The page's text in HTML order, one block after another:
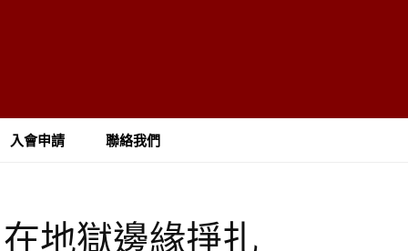
入會申請 聯絡我們
地獄邊緣掙扎